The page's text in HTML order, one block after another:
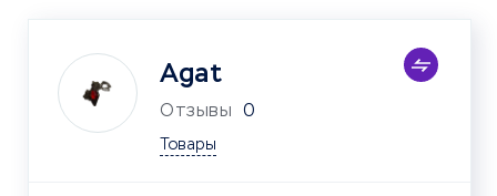
Agat
Отзывы 0
Товары